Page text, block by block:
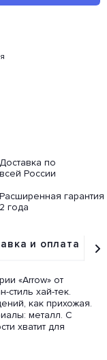
Доставка по
всей России
Расширенная гарантия
2 года
и оплата
«Arrow» от
стиль хай-тек.
как прихожая.
металл. С
хватит для